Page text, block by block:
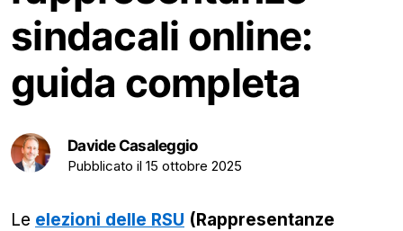
sindacali online:
guida completa
Davide Casaleggio
Pubblicato il 15 ottobre 2025
Le elezioni delle RSU (Rappresentanze